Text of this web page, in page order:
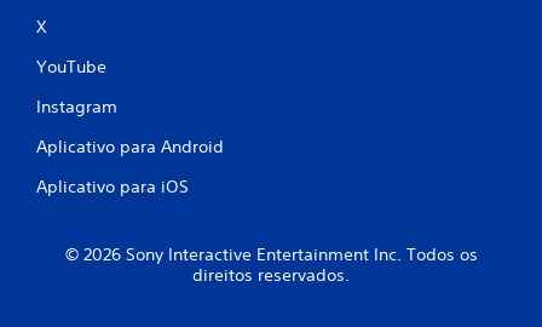
o
o
e
X
YouTube
Instagram
Aplicativo para Android
Aplicativo para iOS
© 2026 Sony Interactive Entertainment Inc. Todos os
direitos reservados.